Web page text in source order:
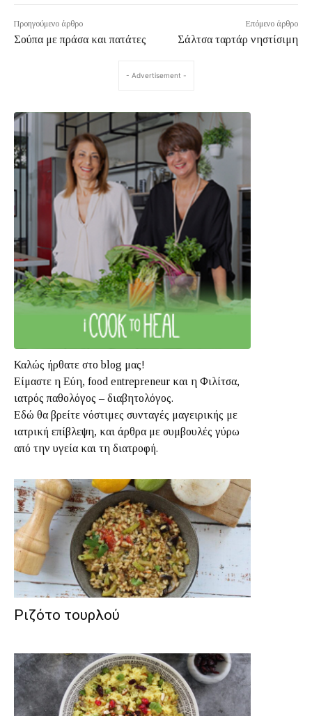
Προηγούμενο άρθρο
Σούπα με πράσα και πατάτες
Επόμενο άρθρο
Σάλτσα ταρτάρ νηστίσιμη
- Advertisement -
Καλώς ήρθατε στο blog μας!
Είμαστε η Εύη, food entrepreneur και η Φιλίτσα,
ιατρός παθολόγος – διαβητολόγος.
Εδώ θα βρείτε νόστιμες συνταγές μαγειρικής με
ιατρική επίβλεψη, και άρθρα με συμβουλές γύρω
από την υγεία και τη διατροφή.
Ριζότο τουρλού